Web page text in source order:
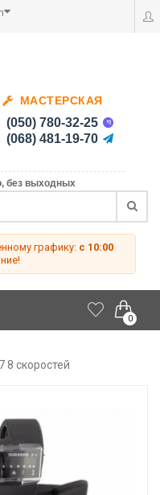
МАСТЕРСКАЯ
(050) 780-32-25
(068) 481-19-70
без выходных
графику: с 10:00
0
8 скоростей